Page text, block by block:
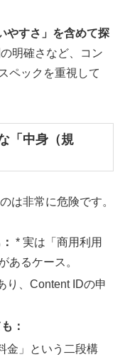
やすさ」を含めて探
明確さなど、コン
ペックを重視して
「中身（規
は非常に危険です。
* 実は「商用利用
あるケース。
り、Content IDの申
：
金」という二段構